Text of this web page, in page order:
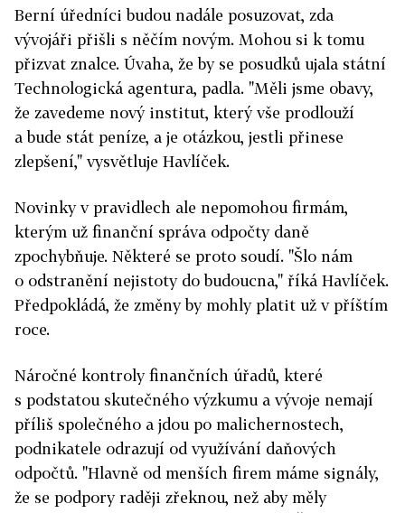
Berní úředníci budou nadále posuzovat, zda
vývojáři přišli s něčím novým. Mohou si k tomu
přizvat znalce. Úvaha, že by se posudků ujala státní
Technologická agentura, padla. "Měli jsme obavy,
že zavedeme nový institut, který vše prodlouží
a bude stát peníze, a je otázkou, jestli přinese
zlepšení," vysvětluje Havlíček.
Novinky v pravidlech ale nepomohou firmám,
kterým už finanční správa odpočty daně
zpochybňuje. Některé se proto soudí. "Šlo nám
o odstranění nejistoty do budoucna," říká Havlíček.
Předpokládá, že změny by mohly platit už v příštím
roce.
Náročné kontroly finančních úřadů, které
s podstatou skutečného výzkumu a vývoje nemají
příliš společného a jdou po malichernostech,
podnikatele odrazují od využívání daňových
odpočtů. "Hlavně od menších firem máme signály,
že se podpory raději zřeknou, než aby měly